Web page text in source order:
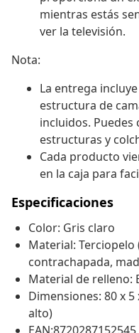
mientras estás
ver la televisión.
Nota:
La entrega
estructura de
incluidos.
estructuras y
Cada producto
en la caja para
Especificaciones
Color: Gris claro
Material: Terciopelo
contrachapada,
Material de relleno:
Dimensiones: 80 x
alto)